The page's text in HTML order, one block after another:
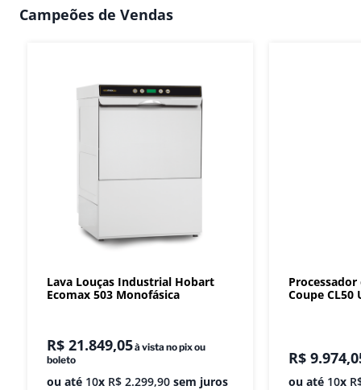
Campeões de Vendas
Lava Louças Industrial Hobart
Ecomax 503 Monofásica
R$ 21.849,05à vista no pix ou
boleto
ou até 10x R$ 2.299,90 sem juros
Coupe CL50
R$ 9.974,
ou até 10x